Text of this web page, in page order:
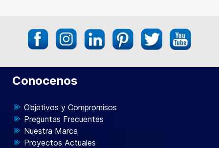
Conocenos
Objetivos y Compromisos
Preguntas Frecuentes
Nuestra Marca
Proyectos Actuales